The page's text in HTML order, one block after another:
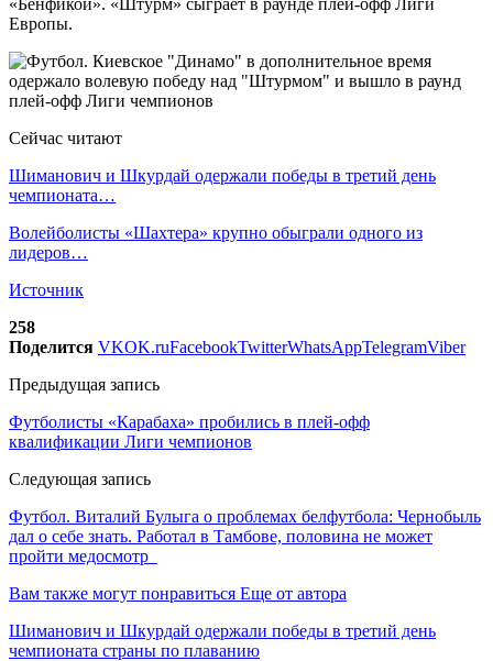
Европы.
Сейчас читают
Шиманович и Шкурдай одержали победы в третий день
чемпионата…
Волейболисты «Шахтера» крупно обыграли одного из
лидеров…
Источник
258
Поделится VKOK.ruFacebookTwitterWhatsAppTelegramViber
Предыдущая запись
Футболисты «Карабаха» пробились в плей-офф
квалификации Лиги чемпионов
Следующая запись
Футбол. Виталий Булыга о проблемах белфутбола: Чернобыль
дал о себе знать. Работал в Тамбове, половина не может
пройти медосмотр
Вам также могут понравиться Еще от автора
Шиманович и Шкурдай одержали победы в третий день
чемпионата страны по плаванию